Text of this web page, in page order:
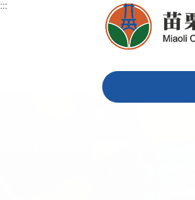
跳到主要內容區塊
:::